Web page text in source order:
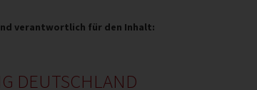
verantwortlich für den Inhalt:
DEUTSCHLAND